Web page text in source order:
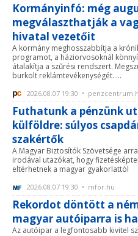
Kormányinfó: még
megválaszthatják a
hivatal vezetőit
A kormány meghosszabbítja a
programot, a háziorvosoknál
átalakítja a szűrési rendszert.
burkolt reklámtevékenységét. ...
2026.08.07 19:30 •
Futhatunk a pénzünk
külföldre: súlyos
szakértők
A Magyar Biztosítók Szövetsége
irodával utazókat, hogy
eltérhetnek a magyar gyakorlattól
2026.08.07 19:30 • mfor.hu
Rekordot döntött a
magyar autóiparra is
Az autóipar a legfontosabb kivitel